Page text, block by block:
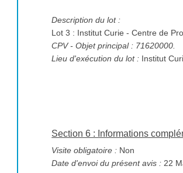
Description du lot :
Lot 3 : Institut Curie - Centre de
CPV- Objet principal : 71620000.
Lieu d'exécution du lot : Institut
Section 6 : Informations
Visite obligatoire : Non
Date d'envoi du présent avis : 22